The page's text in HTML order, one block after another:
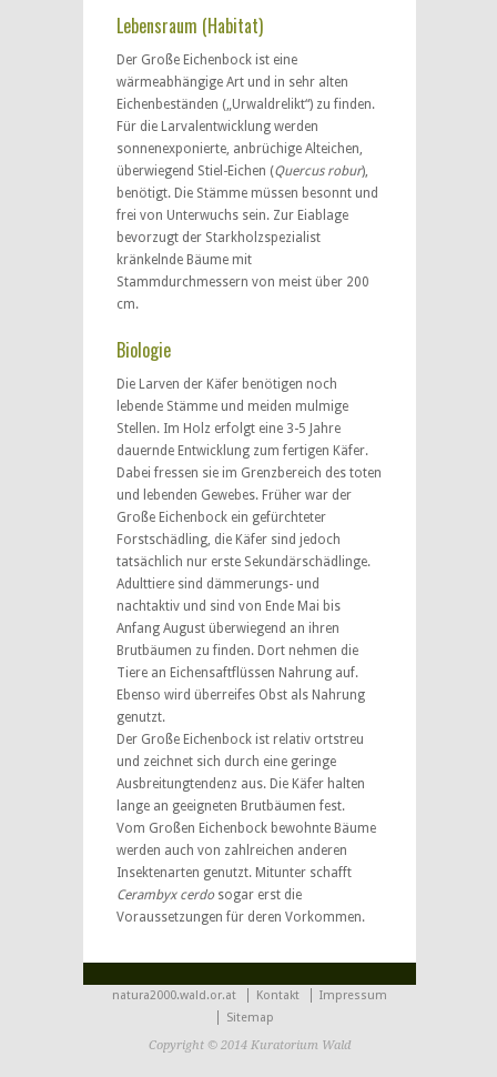
Lebensraum (Habitat)
Der Große Eichenbock ist eine
wärmeabhängige Art und in sehr alten
Eichenbeständen („Urwaldrelikt“) zu finden.
Für die Larvalentwicklung werden
sonnenexponierte, anbrüchige Alteichen,
überwiegend Stiel-Eichen (Quercus robur),
benötigt. Die Stämme müssen besonnt und
frei von Unterwuchs sein. Zur Eiablage
bevorzugt der Starkholzspezialist
kränkelnde Bäume mit
Stammdurchmessern von meist über 200
cm.
Biologie
Die Larven der Käfer benötigen noch
lebende Stämme und meiden mulmige
Stellen. Im Holz erfolgt eine 3-5 Jahre
dauernde Entwicklung zum fertigen Käfer.
Dabei fressen sie im Grenzbereich des toten
und lebenden Gewebes. Früher war der
Große Eichenbock ein gefürchteter
Forstschädling, die Käfer sind jedoch
tatsächlich nur erste Sekundärschädlinge.
Adulttiere sind dämmerungs- und
nachtaktiv und sind von Ende Mai bis
Anfang August überwiegend an ihren
Brutbäumen zu finden. Dort nehmen die
Tiere an Eichensaftflüssen Nahrung auf.
Ebenso wird überreifes Obst als Nahrung
genutzt.
Der Große Eichenbock ist relativ ortstreu
und zeichnet sich durch eine geringe
Ausbreitungtendenz aus. Die Käfer halten
lange an geeigneten Brutbäumen fest.
Vom Großen Eichenbock bewohnte Bäume
werden auch von zahlreichen anderen
Insektenarten genutzt. Mitunter schafft
Cerambyx cerdosogar erst die
Voraussetzungen für deren Vorkommen.
natura2000.wald.or.at Kontakt
Impressum
Sitemap
Copyright © 2014 Kuratorium Wald